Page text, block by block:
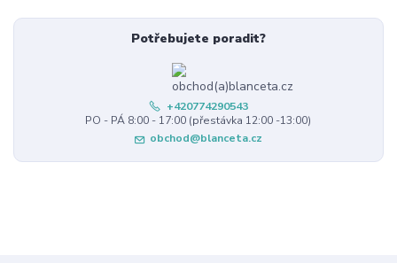
Potřebujete poradit?
+420774290543
PO - PÁ 8:00 - 17:00 (přestávka 12:00 -13:00)
obchod@blanceta.cz